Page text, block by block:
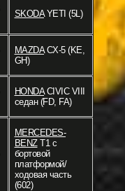
SKODAYETI (5L)
MAZDACX-5 (KE,
GH)
HONDACIVIC VIII
седан (FD, FA)
MERCEDES-
BENZT1 c
бортовой
платформой/
ходовая часть
(602)